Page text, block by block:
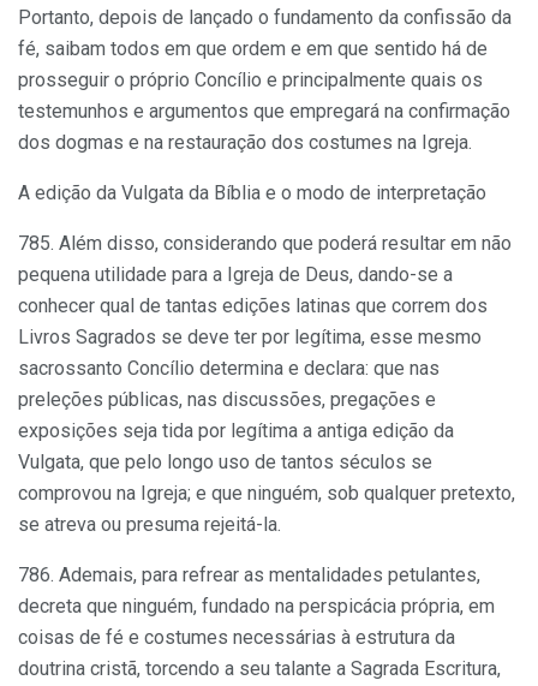
Portanto, depois de lançado o fundamento da confissão da
fé, saibam todos em que ordem e em que sentido há de
prosseguir o próprio Concílio e principalmente quais os
testemunhos e argumentos que empregará na confirmação
dos dogmas e na restauração dos costumes na Igreja.
A edição da Vulgata da Bíblia e o modo de interpretação
785. Além disso, considerando que poderá resultar em não
pequena utilidade para a Igreja de Deus, dando-se a
conhecer qual de tantas edições latinas que correm dos
Livros Sagrados se deve ter por legítima, esse mesmo
sacrossanto Concílio determina e declara: que nas
preleções públicas, nas discussões, pregações e
exposições seja tida por legítima a antiga edição da
Vulgata, que pelo longo uso de tantos séculos se
comprovou na Igreja; e que ninguém, sob qualquer pretexto,
se atreva ou presuma rejeitá-la.
786. Ademais, para refrear as mentalidades petulantes,
decreta que ninguém, fundado na perspicácia própria, em
coisas de fé e costumes necessárias à estrutura da
doutrina cristã, torcendo a seu talante a Sagrada Escritura,